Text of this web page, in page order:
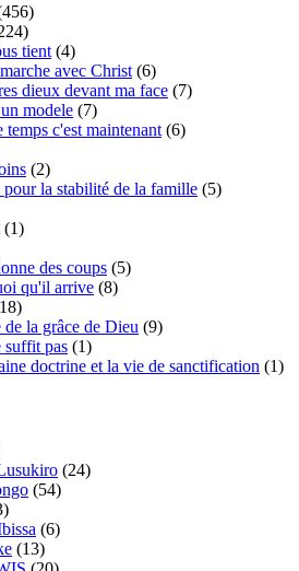
tient (4)
avec Christ (6)
dieux devant ma face (7)
modele (7)
c'est maintenant (6)
(2)
la stabilité de la famille (5)
(1)
des coups (5)
qu'il arrive (8)
la grâce de Dieu (9)
suffit pas (1)
doctrine et la vie de sanctification (1)
(24)
(54)
(6)
(13)